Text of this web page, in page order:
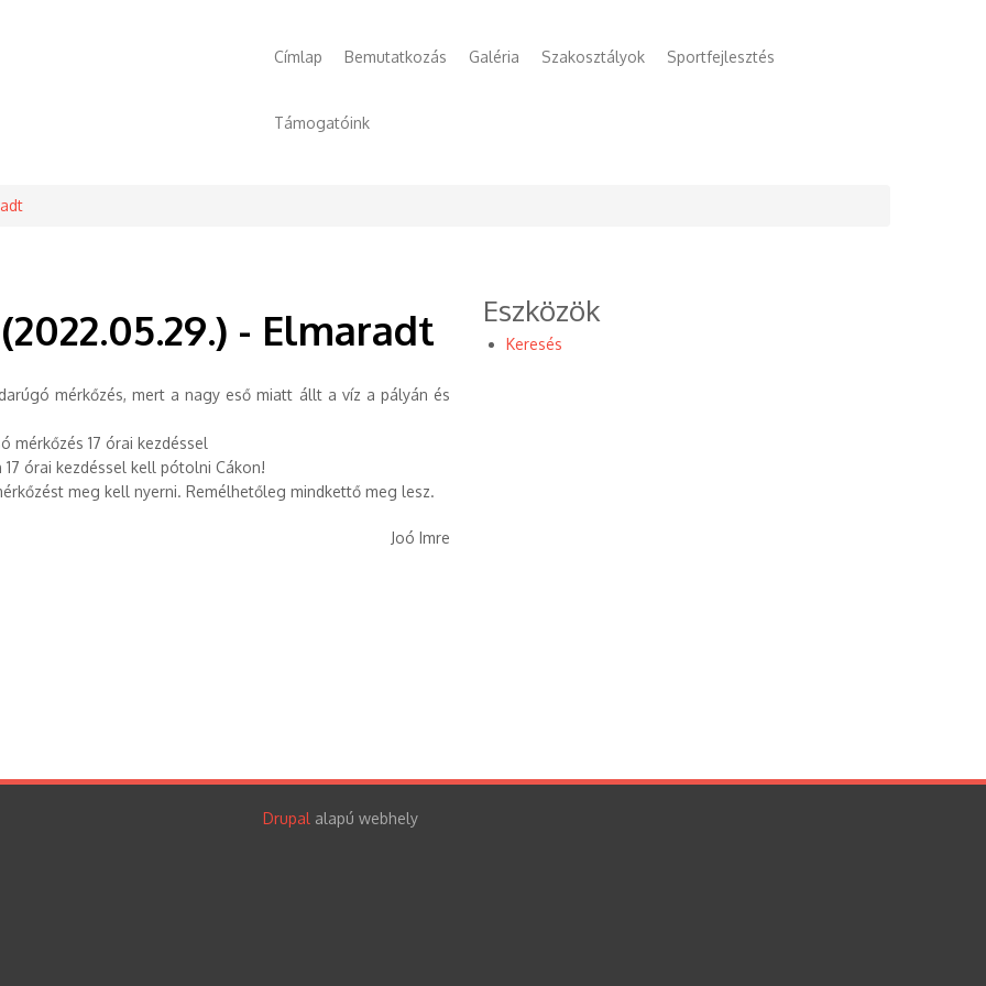
Főmenü
Címlap Bemutatkozás Galéria Szakosztályok Sportfejlesztés
Támogatóink
- Elmaradt
mérkőzés, mert a nagy eső miatt állt a víz a pályán és
mérkőzés 17 órai kezdéssel
órai kezdéssel kell pótolni Cákon!
meg kell nyerni. Remélhetőleg mindkettő meg lesz.
Joó Imre
Eszközök
Keresés
Drupal alapú webhely